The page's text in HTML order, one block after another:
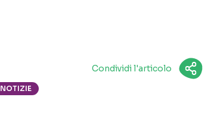
Condividi l'articolo
NOTIZIE